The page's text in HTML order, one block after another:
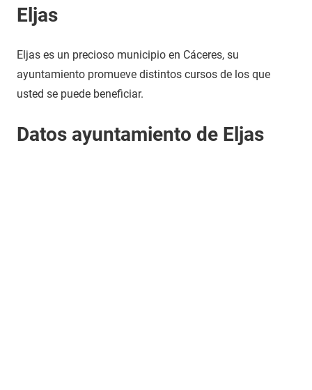
Eljas
Eljas es un precioso municipio en Cáceres, su
ayuntamiento promueve distintos cursos de los que
usted se puede beneficiar.
Datos ayuntamiento de Eljas